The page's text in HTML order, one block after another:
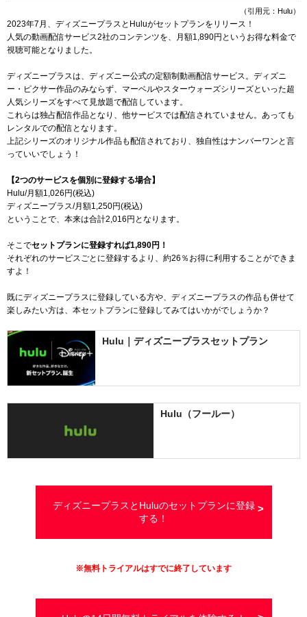
（引用元：Hulu）
2023年7月、ディズニープラスとHuluがセットプランをリリース！
人気の動画配信サービス2社のコンテンツを、月額1,890円というお得な料金で
視聴可能となりました。
ディズニープラスは、ディズニー公式の定額制動画配信サービス。ディズニ
ー・ピクサー作品のみならず、マーベルやスターウォーズシリーズといった超
人気シリーズをすべて見放題で配信しています。
これらは独占配信作品となり、他サービスでは配信されていません。あっても
レンタルでの配信となります。
上記シリーズのオリジナル作品も配信されており、独自性はナンバーワンと言
っていいでしょう！
【2つのサービスを個別に登録する場合】
Hulu/月額1,026 円(税込)
ディズニープラス/月額1,250円(税込)
ということで、本来は合計2,016円となります。
そこでセットプランに登録すれば1,890円！
それぞれのサービスごとに登録するより、約26％お得に利用することができま
すよ！
既にディズニープラスに登録している方や、ディズニープラスの作品も併せて
楽しみたい方は、本セットプランに登録してみてはいかがでしょうか？
Hulu｜ディズニープラスセットプラン
Hulu（フールー）
ディズニープラスとHuluのセットプランに登録
する！
※無料トライアルはすでに終了しています